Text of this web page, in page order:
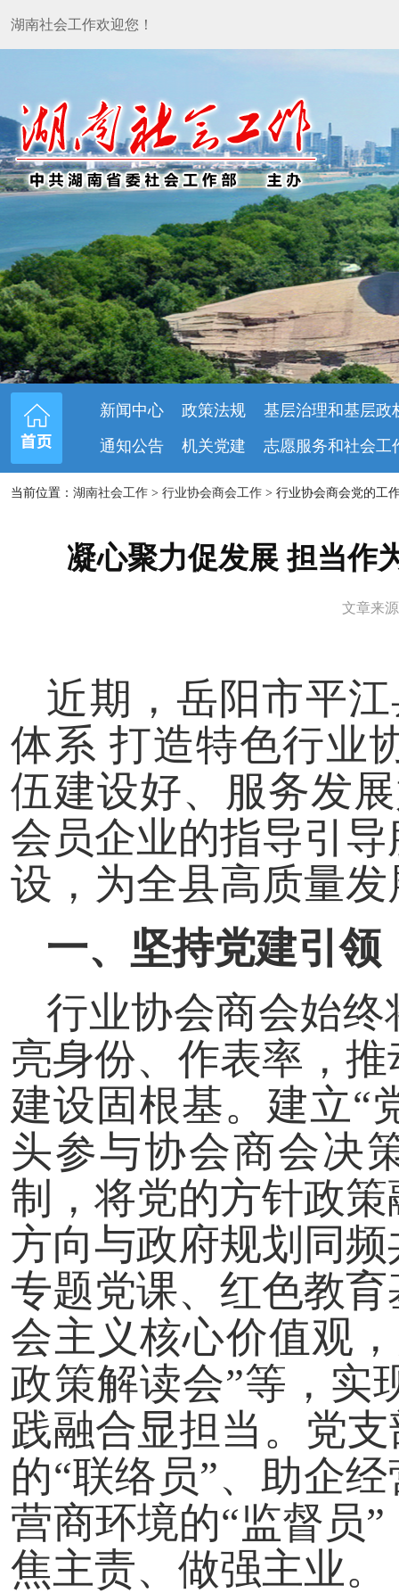
湖南社会工作欢迎您！
新闻中心 政策法规
基层治理和基层政
通知公告
机关党建 志愿服务和社会工
当前位置：湖南社会工作 >行业协会商会工作 > 行业协会商会党的工
凝心聚力促发展 担当
文章来
近期，岳阳市平
体系 打造特色行业
伍建设好、服务发
会员企业的指导引
设，为全县高质量
一、坚持党建引领
行业协会商会始终
亮身份、作表率，
建设固根基。建立“
头参与协会商会决
制，将党的方针政
方向与政府规划同
专题党课、红色教
会主义核心价值观
政策解读会”等，实
践融合显担当。党
的“联络员”、助企
营商环境的“监督员
焦主责、做强主业。